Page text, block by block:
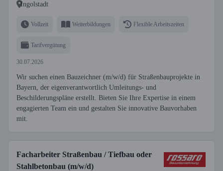
Ingolstadt
Vollzeit Weiterbildungen Flexible Arbeitszeiten
Tarifvergütung
30.07.2026
Wir suchen einen Bauzeichner (m/w/d) für Straßenbauprojekte in
Bayern, der eigenverantwortlich Umleitungs- und
Beschilderungspläne erstellt. Bieten Sie Ihre Expertise in einem
engagierten Team ein und gestalten Sie innovative Bauvorhaben
mit.
Facharbeiter Straßenbau / Tiefbau oder
Stahlbetonbau (m/w/d)